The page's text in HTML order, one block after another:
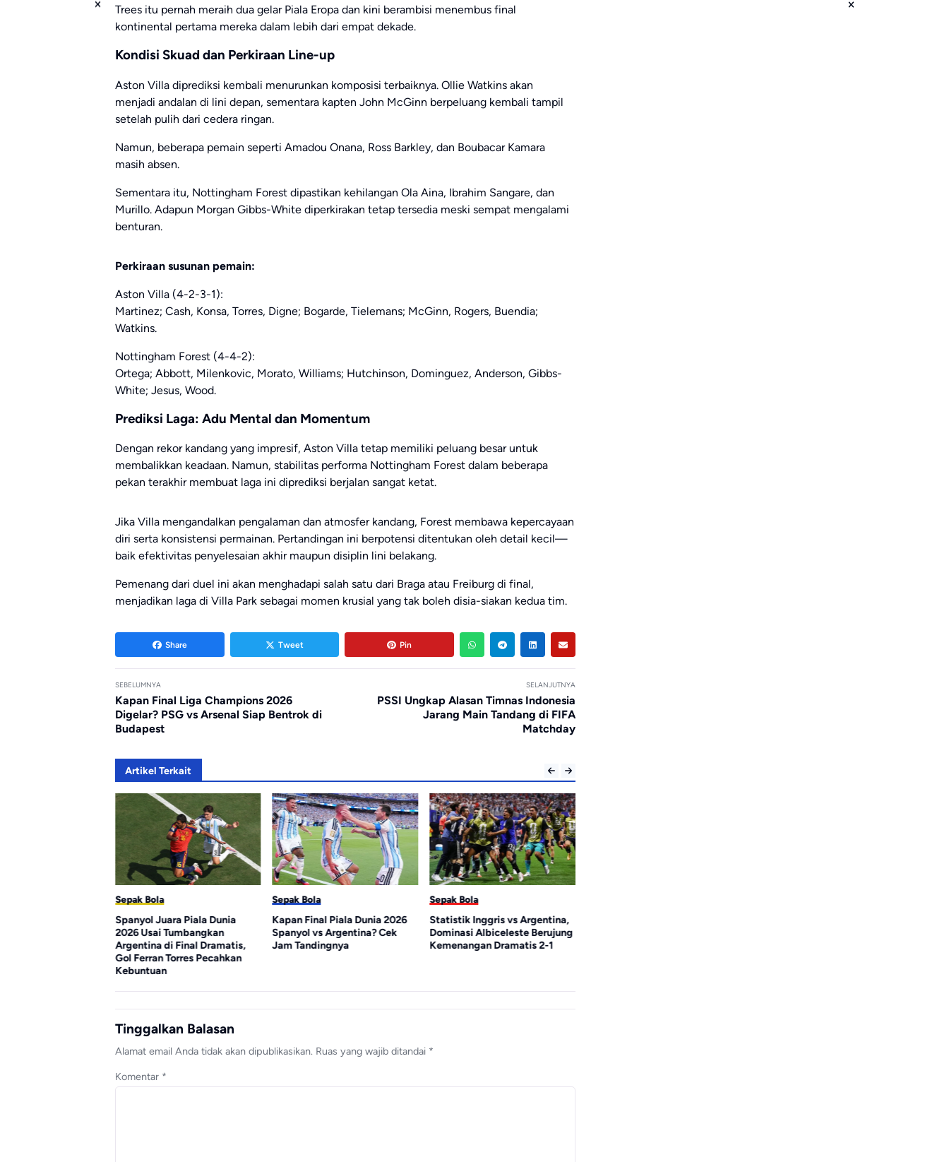
Trees itu pernah meraih dua gelar Piala Eropa dan kini berambisi menembus final
kontinental pertama mereka dalam lebih dari empat dekade.
Kondisi Skuad dan Perkiraan Line-up
Aston Villa diprediksi kembali menurunkan komposisi terbaiknya. Ollie Watkins akan
menjadi andalan di lini depan, sementara kapten John McGinn berpeluang kembali tampil
setelah pulih dari cedera ringan.
Namun, beberapa pemain seperti Amadou Onana, Ross Barkley, dan Boubacar Kamara
masih absen.
Sementara itu, Nottingham Forest dipastikan kehilangan Ola Aina, Ibrahim Sangare, dan
Murillo. Adapun Morgan Gibbs-White diperkirakan tetap tersedia meski sempat mengalami
benturan.
Perkiraan susunan pemain:
Aston Villa (4-2-3-1):
Martinez; Cash, Konsa, Torres, Digne; Bogarde, Tielemans; McGinn, Rogers, Buendia;
Watkins.
Nottingham Forest (4-4-2):
Ortega; Abbott, Milenkovic, Morato, Williams; Hutchinson, Dominguez, Anderson, Gibbs-
White; Jesus, Wood.
Prediksi Laga: Adu Mental dan Momentum
Dengan rekor kandang yang impresif, Aston Villa tetap memiliki peluang besar untuk
membalikkan keadaan. Namun, stabilitas performa Nottingham Forest dalam beberapa
pekan terakhir membuat laga ini diprediksi berjalan sangat ketat.
Jika Villa mengandalkan pengalaman dan atmosfer kandang, Forest membawa kepercayaan
diri serta konsistensi permainan. Pertandingan ini berpotensi ditentukan oleh detail kecil—
baik efektivitas penyelesaian akhir maupun disiplin lini belakang.
Pemenang dari duel ini akan menghadapi salah satu dari Braga atau Freiburg di final,
menjadikan laga di Villa Park sebagai momen krusial yang tak boleh disia-siakan kedua tim.
Share Tweet Pin
SEBELUMNYA
Kapan Final Liga Champions 2026
Digelar? PSG vs Arsenal Siap Bentrok di
Budapest
SELANJUTNYA
PSSI Ungkap Alasan Timnas Indonesia
Jarang Main Tandang di FIFA
Matchday
Artikel Terkait
Sepak Bola
Spanyol Juara Piala Dunia
2026 Usai Tumbangkan
Argentina di Final Dramatis,
Gol Ferran Torres Pecahkan
Kebuntuan
Sepak Bola
Kapan Final Piala Dunia 2026
Spanyol vs Argentina? Cek
Jam Tandingnya
Sepak Bola
Statistik Inggris vs Argentina,
Dominasi Albiceleste Berujung
Kemenangan Dramatis 2-1
Tinggalkan Balasan
Alamat email Anda tidak akan dipublikasikan. Ruas yang wajib ditandai *
Komentar *